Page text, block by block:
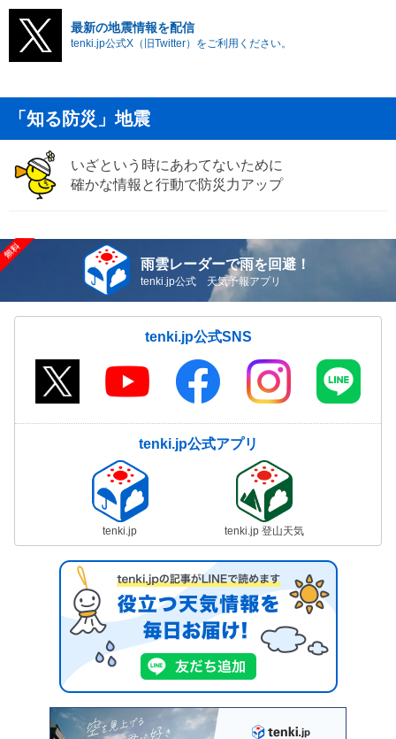
最新の地震情報を配信
tenki.jp公式X（旧Twitter）をご利用ください。
「知る防災」地震
いざという時にあわてないために
確かな情報と行動で防災力アップ
雨雲レーダーで雨を回避！
tenki.jp公式 天気予報アプリ
tenki.jp公式SNS
tenki.jp公式アプリ
tenki.jp tenki.jp 登山天気